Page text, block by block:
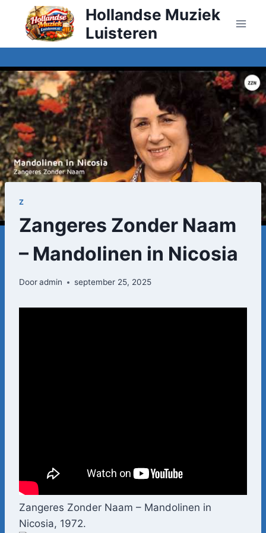
Doorgaan
inhoud
Hollandse Muziek
Luisteren
Z
Zangeres Zonder Naam
– Mandolinen in Nicosia
Dooradmin september 25, 2025
Zangeres Zonder Naam – Mandolinen in
Nicosia, 1972.